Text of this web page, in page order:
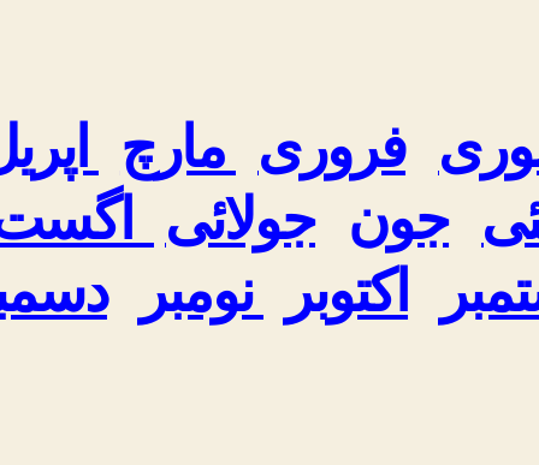
فروری مارچ
جون جولائی
اکتوبر نومبر